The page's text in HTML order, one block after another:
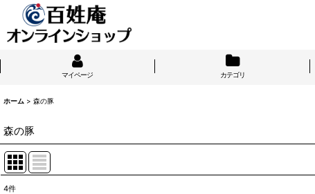
マイページ カテゴリ
ホーム > 森の豚
森の豚
4件